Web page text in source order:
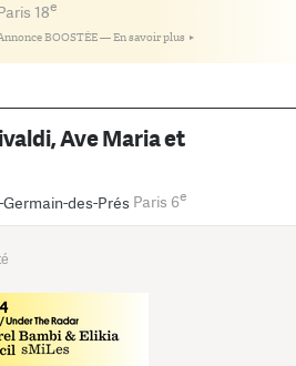
18e
BOOSTÉE —En savoir plus
Ave Maria et
Germain-des-Prés Paris 6e